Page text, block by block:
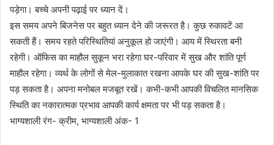
पड़ेगा। बच्चे अपनी पढ़ाई पर ध्यान दें।
इस समय अपने बिजनेस पर बहुत ध्यान देने की जरूरत है। कुछ रुकावटें आ
सकती हैं। समय रहते परिस्थितियां अनुकूल हो जाएंगी। आय में स्थिरता बनी
रहेगी। ऑफिस का माहौल सुकून भरा रहेगा घर-परिवार में सुख और शांति पूर्ण
माहौल रहेगा। व्यर्थ के लोगों से मेल-मुलाकात रखना आपके घर की सुख-शांति पर
पड़ सकता है। अपना मनोबल मजबूत रखें। कभी-कभी आपकी विचलित मानसिक
स्थिति का नकारात्मक प्रभाव आपकी कार्य क्षमता पर भी पड़ सकता है।
भाग्यशाली रंग- क्रीम, भाग्यशाली अंक- 1